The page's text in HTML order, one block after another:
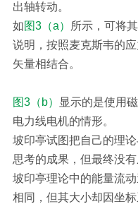
出轴转动。
如图3（a）
所示，可将
说明，按照麦克斯韦的
矢量相结合。
图3（b） 显示的是使用
电力线电机的情形。
坡印亭试图把自己的理
思考的成果，但最终没有
坡印亭理论中的能量流
相同，但其大小却因坐